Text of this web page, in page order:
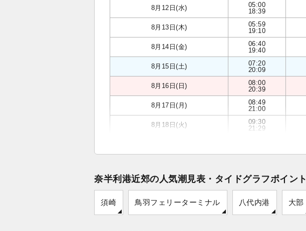
8月12日(水)
05:00
18:39
8月13日(木)
05:59
19:10
8月14日(金)
06:40
19:40
8月15日(土)
07:20
20:09
8月16日(日)
08:00
20:39
8月17日(月)
08:49
21:00
8月18日(火)
09:30
21:29
奈半利港近郊の人気潮見表・タイドグラフポイント
須崎 鳥羽フェリーターミナル 八代内港 大部